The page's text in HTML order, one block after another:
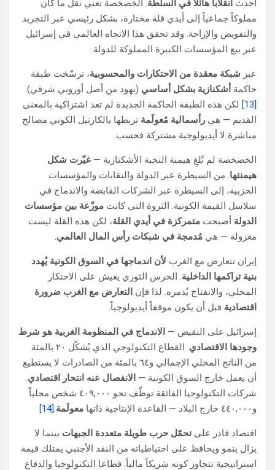
أحدث انقلاباً هائلاً في السلطة. الخصخصة تعني نقل ما كان
مملوكاً جماعياً إلى أيدي قلة مختارة، بشكل رئيسي عبر التجريد
والتفويض والإزاحة. وقد تحقق هذا الاتجاه العالمي في إسرائيل
عبر بيع المؤسسات الكبيرة المملوكة للدولة.
عبر شبكة معقدة من الاحتكارات والمحسوبية، ترسّخت طبقة
حاكمة أشكنازية بشكل أساسي (يهود من أصل أوروبي شرقي).
[13]
لكن هذه الطبقة الحاكمة الجديدة لم تعد اشتراكية بالمعنى
القديم — هي رأسمالية مُعولَمة تربطها بالكارتيل الكوني مصالح
مباشرة لا أيديولوجية مشتركة فحسب.
الخصخصة لم تُلغِ هيمنة النخبة الأشكنازية — غيّرت شكل
هيمنتها. من السيطرة عبر الدولة والنقابات والمؤسسات
الحزبية، إلى السيطرة عبر الشركات القابضة والاندماج في
سلاسل القيمة الكونية. الثروة التي كانت موزّعة بين مؤسسات
الدولة أصبحت متمركزة في أيدي القلة، لكن هذه القلة ليست
معزولة — هي مُدمجة في شبكات رأس المال العالمي.
إيران تتعارض مع الغرب لأن اندماجها في السوق الكونية يُهدد
بنية تراكمها الداخلية. الحرس الثوري يعيش على الاحتكار
المحلي، والانفتاح يُدمره. لذا فإن التعارض مع الغرب ضرورة
اقتصادية قبل أن يكون موقفاً أيديولوجياً.
إسرائيل على النقيض — الاندماج في المنظومة الغربية هو شرط
وجودها الاقتصادي
. القطاع التكنولوجي الذي يُشكّل ٢٠ بالمئة
من الناتج المحلي الإجمالي و٦٤ بالمئة من الصادرات لا يستطيع
أن يعمل خارج السوق الكونية — الانفصال عنه انتحار اقتصادي.
شركات التكنولوجيا الفائقة توظّف نحو ٤٠٩,٠٠٠ شخص محلياً
و٤٤٠,٠٠٠ خارج البلاد — القاعدة الإنتاجية ذاتها
معولَمة.
[14]
اقتصاد قادر علىتحمّل حرب طويلة متعددة الجبهات بينما لا
يزال ينمو ويحافظ على احتياطياته من النقد الأجنبي يمتلك قيمة
استراتيجية تتجاوز كونه شريكاً مالياً. قطاعا التكنولوجيا والدفاع